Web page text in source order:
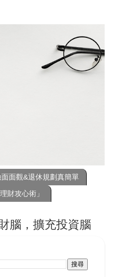
面觀&退休規劃真簡單
財攻心術」
投資腦，從輕易豐盛